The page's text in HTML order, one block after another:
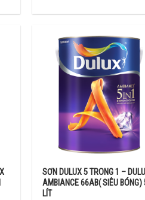
showroom Paintcenter để
tưởng lựa chọn Paintcenter!
SƠN DULUX 5 TRONG 1 –
AMBIANCE 66AB( SIÊU BÓNG)
LÍT